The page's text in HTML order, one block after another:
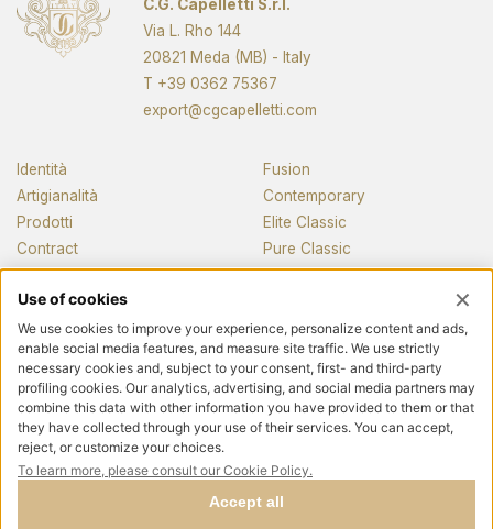
C.G. Capelletti S.r.l.
Via L. Rho 144
20821 Meda (MB) - Italy
T +39 0362 75367
export@cgcapelletti.com
Identità
Artigianalità
Prodotti
Contract
Fusion
Contemporary
Elite Classic
Pure Classic
Pianos
News e media
Contatti
Seguici